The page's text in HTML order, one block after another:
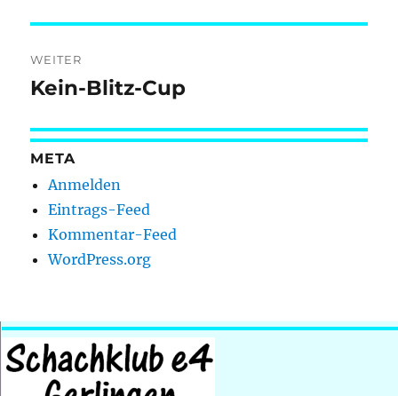
WEITER
Nächster
Kein-Blitz-Cup
META
Anmelden
Eintrags-Feed
Kommentar-Feed
WordPress.org